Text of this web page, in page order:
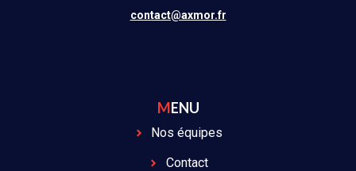
contact@axmor.fr
MENU
Nos équipes
Contact